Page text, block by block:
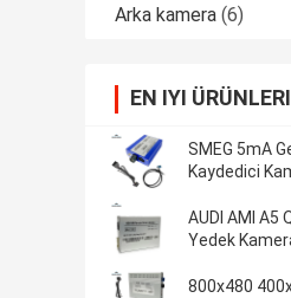
Arka kamera (6)
EN IYI ÜRÜNLERI
SMEG 5mA
Kaydedici
AUDI AMI A5
Yedek
800x480